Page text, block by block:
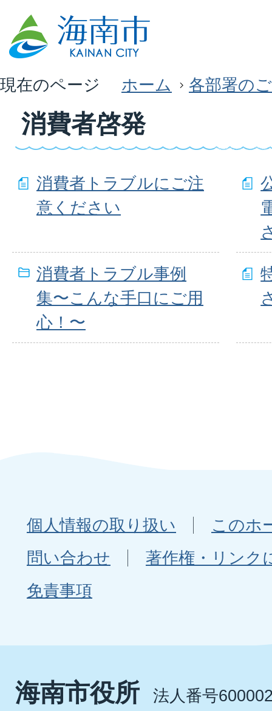
現在のページ ホーム 各部署の
消費者啓発
消費者トラブルにご注
意ください
消費者トラブル事例
集〜こんな手口にご用
心！〜
個人情報の取り扱い
このホ
問い合わせ
著作権・リンク
免責事項
海南市役所 法人番号